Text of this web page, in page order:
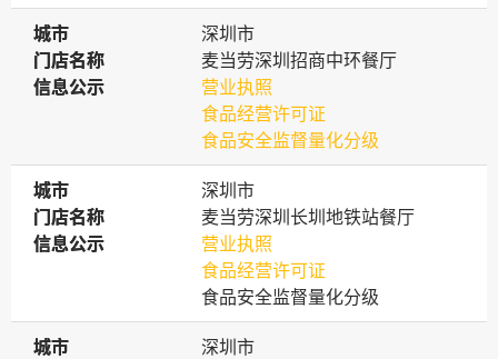
城市
城市
深圳市
门店名称
门店名称
麦当劳深圳招商中环餐厅
信息公示
信息公示
营业执照
食品经营许可证
食品安全监督量化分级
城市
城市
深圳市
门店名称
门店名称
麦当劳深圳长圳地铁站餐厅
信息公示
信息公示
营业执照
食品经营许可证
食品安全监督量化分级
城市
城市
深圳市